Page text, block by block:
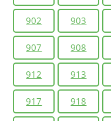
902 903
907 908
912 913
917 918